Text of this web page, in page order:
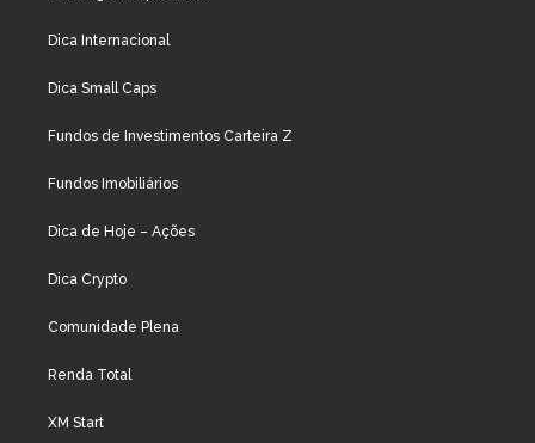
Dica Internacional
Dica Small Caps
Fundos de Investimentos Carteira Z
Fundos Imobiliários
Dica de Hoje – Ações
Dica Crypto
Comunidade Plena
Renda Total
XM Start